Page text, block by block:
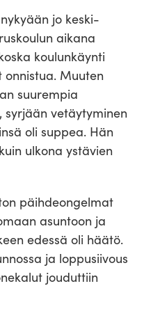
jo keski-
aikana
koulunkäynti
Muuten
suurempia
syrjään vetäytyminen
oli suppea. Hän
ulkona ystävien
päihdeongelmat
asuntoon ja
edessä oli häätö.
ja loppusiivous
jouduttiin